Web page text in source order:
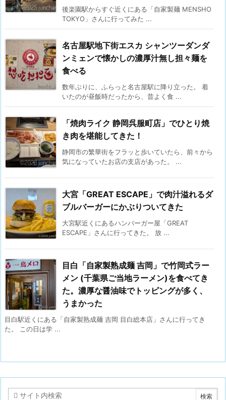
後楽園駅からすぐ近くにある「自家製麺 MENSHO
TOKYO」さんに行ってみた ...
名古屋駅地下街エスカ シャンツーダンダ
ンミェンで懐かしの濃厚汁無し担々麺を
食べる
数年ぶりに、ふらっと名古屋駅に降り立った。 着
いたのが昼飯時だったから、昔よく食 ...
「焼肉ライク 静岡呉服町店」でひとり焼
き肉を堪能してきた！
静岡市の繁華街をフラッと歩いていたら、前々から
気になっていたお店の支店があった。 ...
大宮「GREAT ESCAPE」で肉汁溢れるダ
ブルバーガーにかぶりついてきた
大宮駅近くにあるハンバーガー屋「GREAT
ESCAPE」さんに行ってきた。 放 ...
目白「自家製熟成麺 吉岡」で竹岡式ラー
メン (千葉県ご当地ラーメン)を食べてき
た。濃厚な醤油味でトッピングが多く、
うまかった
目白駅近くにある「自家製熟成麺 吉岡 目白総本店」さんに行ってき
た。 この日は学 ...